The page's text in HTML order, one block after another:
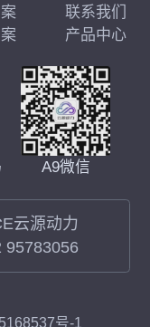
A9微信
云源动力
95783056
联系我们
产品中心
号-1